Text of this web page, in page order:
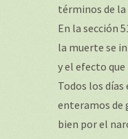
términos de la
En la sección
la muerte se
y el efecto que
Todos los
enteramos de
bien por el